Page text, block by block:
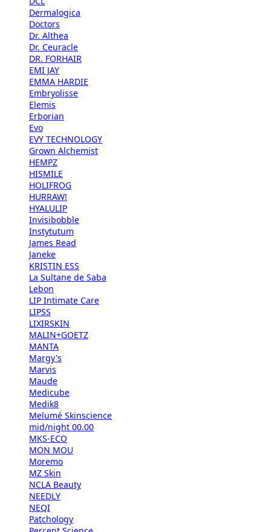
Dermalogica
Doctors
Dr. Althea
Dr. Ceuracle
DR. FORHAIR
EMI JAY
EMMA HARDIE
Embryolisse
Elemis
Erborian
Evo
EVY TECHNOLOGY
Grown Alchemist
HEMPZ
HISMILE
HOLIFROG
HURRAW!
HYALULIP
Invisibobble
Instytutum
James Read
Janeke
KRISTIN ESS
La Sultane de Saba
Lebon
LIP Intimate Care
LIPSS
LIXIRSKIN
MALIN+GOETZ
MANTA
Margy's
Marvis
Maude
Medicube
Medik8
Melumé Skinscience
mid/night 00.00
MKS-ECO
MON MOU
Moremo
MZ Skin
NCLA Beauty
NEEDLY
NEQI
Patchology